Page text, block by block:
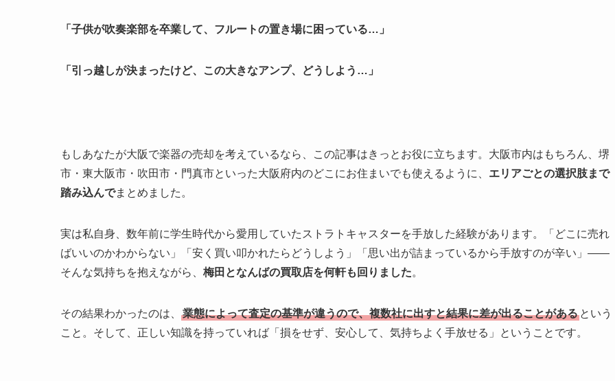
「子供が吹奏楽部を卒業して、フルートの置き場に困っている…」
「引っ越しが決まったけど、この大きなアンプ、どうしよう…」
もしあなたが大阪で楽器の売却を考えているなら、この記事はきっとお役に立ちます。大阪市内はもちろん、堺
市・東大阪市・吹田市・門真市といった大阪府内のどこにお住まいでも使えるように、 エリアごとの選択肢まで
踏み込んでまとめました。
実は私自身、数年前に学生時代から愛用していたストラトキャスターを手放した経験があります。「どこに売れ
ばいいのかわからない」「安く買い叩かれたらどうしよう」「思い出が詰まっているから手放すのが辛い」——
そんな気持ちを抱えながら、 梅田となんばの買取店を何軒も回りました。
その結果わかったのは、 業態によって査定の基準が違うので、複数社に出すと結果に差が出ることがある という
こと。そして、正しい知識を持っていれば「損をせず、安心して、気持ちよく手放せる」ということです。